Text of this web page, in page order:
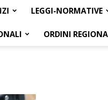
LEGGI-NORMATIVE
ORDINI